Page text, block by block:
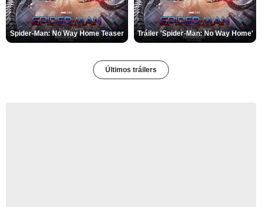
Spider-Man: No Way Home Teaser Tráiler 'Spider-Man: No Way Home'
Últimos tráilers